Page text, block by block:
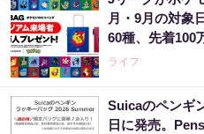
月・9月の対象
60種、先着100
ライフ
Suicaのペンギ
日に発売。